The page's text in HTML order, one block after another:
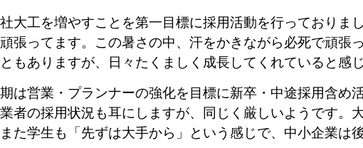
大工を増やすことを第一目標に採用活動を行っておりま
張ってます。この暑さの中、汗をかきながら必死で頑張
もありますが、日々たくましく成長してくれていると感じ
は営業・プランナーの強化を目標に新卒・中途採用含め
者の採用状況も耳にしますが、同じく厳しいようです。
た学生も「先ずは大手から」という感じで、中小企業は